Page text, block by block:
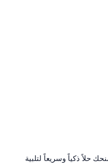
حلاً ذكياً وسريعاً لتلبية